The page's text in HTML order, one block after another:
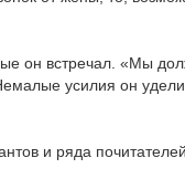
он встречал. «Мы
усилия он
и ряда почитателей,